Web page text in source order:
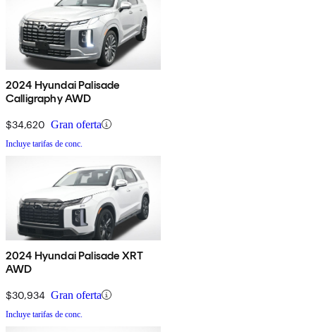
2024 Hyundai Palisade
Calligraphy AWD
$34,620 Gran oferta
Incluye tarifas de conc.
2024 Hyundai Palisade XRT
AWD
$30,934 Gran oferta
Incluye tarifas de conc.